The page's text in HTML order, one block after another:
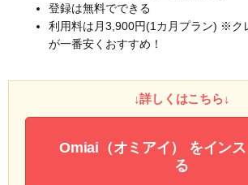
登録は無料でできる
利用料は月3,900円(1カ月プラン) ※ク
が一番安くおすすめ！
↓詳しくはこちら↓
Omiai（オミアイ）
をイン
る